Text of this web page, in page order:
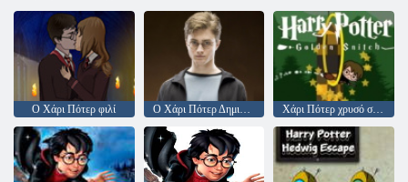
Ο Χάρι Πότερ φιλί Ο Χάρι Πότερ Δημιουργήστε τη δική σας Οδηγός Χάρι Πότερ χρυσό σνακ